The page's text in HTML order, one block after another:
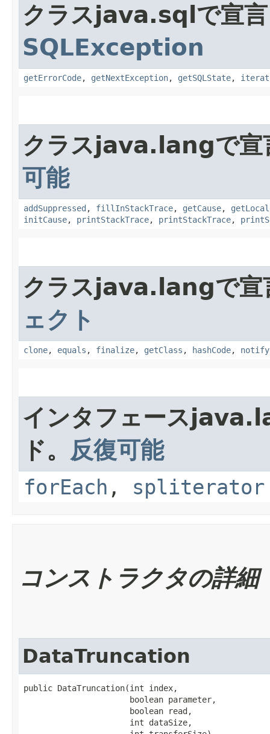
クラスjava.sqlで宣言
SQLException
getErrorCode, getNextException, getSQLState,
クラスjava.langで宣
可能
addSuppressed , fillInStackTrace, getCause,
initCause, printStackTrace, printStackTrace,
クラスjava.langで宣
ェクト
clone, equals , finalize, getClass , hashCode, notify
インタフェース
ド。 反復可能
forEach , spliterator
コンストラクタの詳細
DataTruncation
public DataTruncation​(int index,
                      boolean parameter,
                      boolean read,
                      int dataSize,